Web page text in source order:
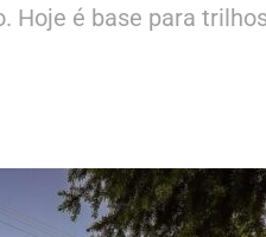
Hoje é base para